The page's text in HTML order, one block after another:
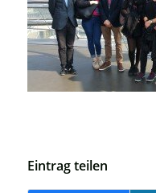
Eintrag teilen